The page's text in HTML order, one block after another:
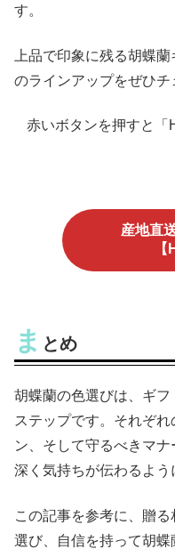
す。
上品で印象に残る胡蝶
のラインアップをぜひチ
赤いボタンを押すと「
産地直
ま とめ
胡蝶蘭の色選びは、ギ
ステップです。それぞ
ン、そして守るべきマ
深く気持ちが伝わるよう
この記事を参考に、贈
選び、自信を持って胡蝶